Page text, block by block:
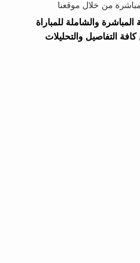
من خلال موقعنا
المباشرة والشاملة للمباراة
التفاصيل والتحليلات